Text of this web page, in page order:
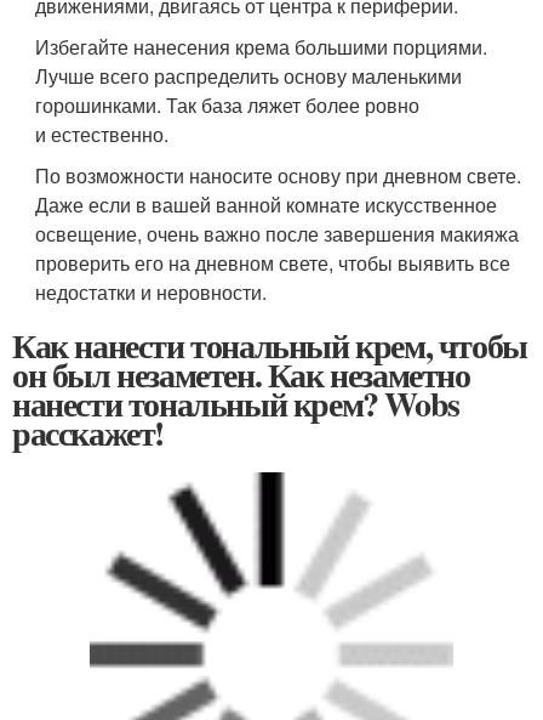
По возможности наносите основу при дневном свете.
Даже если в вашей ванной комнате искусственное
освещение, очень важно после завершения макияжа
проверить его на дневном свете, чтобы выявить все
недостатки и неровности.
Как нанести тональный крем, чтобы
он был незаметен. Как незаметно
нанести тональный крем? Wobs
расскажет!
Правильно, грамотно, тонко нанесенный тональный